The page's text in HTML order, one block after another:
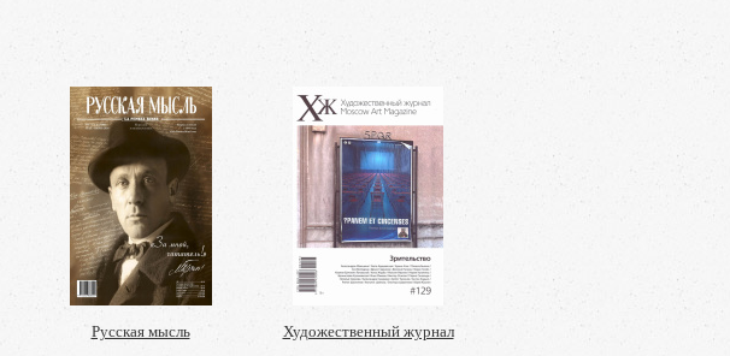
Русская мысль Художественный журнал